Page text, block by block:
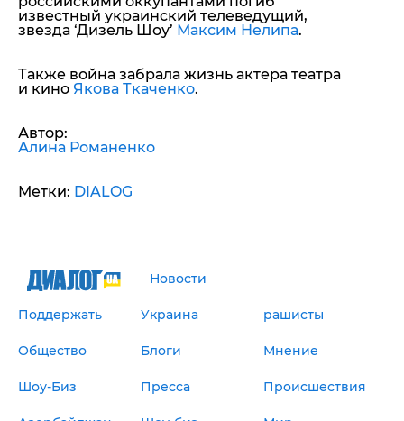
известный украинский телеведущий,
звезда ‘Дизель Шоу’ Максим Нелипа.
Также война забрала жизнь актера театра
и кино Якова Ткаченко.
Автор:
Алина Романенко
Метки: DIALOG
Новости
Поддержать Украина рашисты
Общество Блоги Мнение
Шоу-Биз Пресса Происшествия